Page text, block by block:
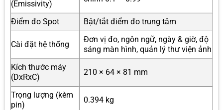
(Emissivity)
Điểm đo Spot Bật/tắt điểm đo trung tâm
Cài đặt hệ thống
Đơn vị đo, ngôn ngữ, ngày & giờ, độ
sáng màn hình, quản lý thư viện ảnh
Kích thước máy
(DxRxC)
210 × 64 × 81 mm
Trọng lượng (kèm
pin)
0.394 kg